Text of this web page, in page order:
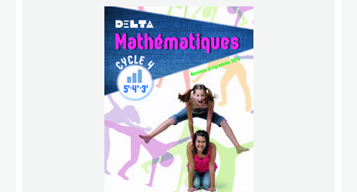
Voir la démo
Extrait